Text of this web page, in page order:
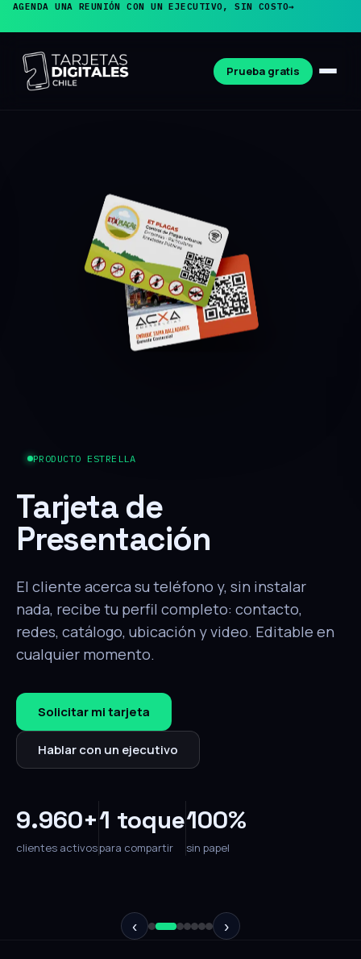
AGENDA UNA REUNIÓN CON UN EJECUTIVO, SIN COSTO→
Prueba gratis
PRODUCTO ESTRELLA
Tarjeta de
Presentación
El cliente acerca su teléfono y, sin instalar
nada, recibe tu perfil completo: contacto,
redes, catálogo, ubicación y video. Editable en
cualquier momento.
Solicitar mi tarjeta
Hablar con un ejecutivo
9.960+
clientes activos
1 toque
para compartir
100%
sin papel
‹ ›